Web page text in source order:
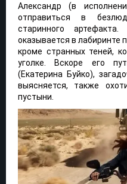
Александр (в
отправиться в
старинного
оказывается в лабиринте
кроме странных теней,
уголке. Вскоре его
(Екатерина Буйко),
выясняется, также
пустыни.